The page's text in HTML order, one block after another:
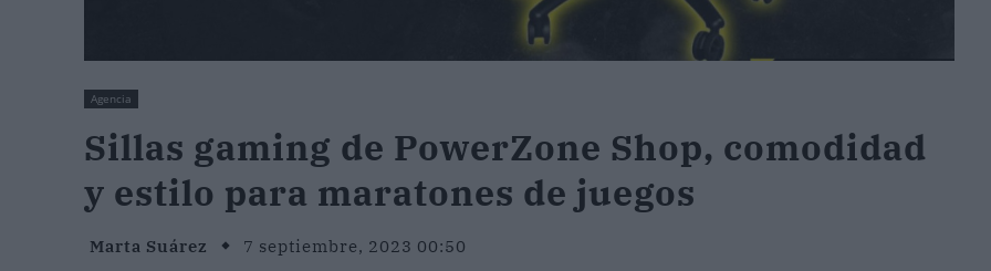
Agencia
Sillas gaming de PowerZone Shop, comodidad
y estilo para maratones de juegos
Marta Suárez 7 septiembre, 2023 00:50